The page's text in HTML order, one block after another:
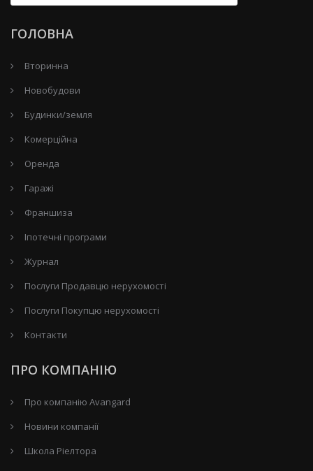
ГОЛОВНА
Вторинна
Новобудови
Будинки/земля
Комерційна
Оренда
Гаражі
Франшиза
Іпотечні програми
Журнал
Послуги Продавцю нерухомості
Послуги Покупцю нерухомості
Контакти
ПРО КОМПАНІЮ
Про компанію Avangard
Новини компанії
Школа Ріелтора